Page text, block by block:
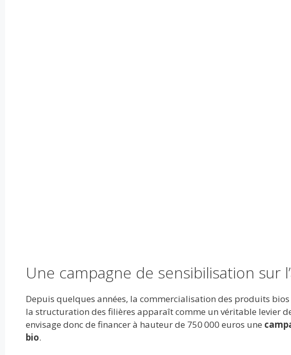
Une campagne de sensibilisation sur
Depuis quelques années, la commercialisation des produits
la structuration des filières apparaît comme un véritable levier
envisage donc de financer à hauteur de 750 000 euros une
bio.